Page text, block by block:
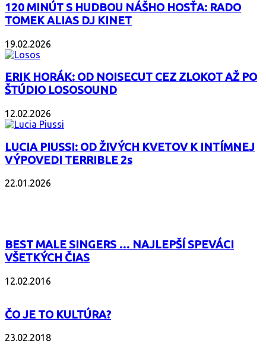
120 MINÚT S HUDBOU NÁŠHO HOSŤA: RADO
TOMEK ALIAS DJ KINET
19.02.2026
ERIK HORÁK: OD NOISECUT CEZ ZLOKOT AŽ PO
ŠTÚDIO LOSOSOUND
12.02.2026
LUCIA PIUSSI: OD ŽIVÝCH KVETOV K INTÍMNEJ
VÝPOVEDI TERRIBLE 2s
22.01.2026
BEST MALE SINGERS … NAJLEPŠÍ SPEVÁCI
VŠETKÝCH ČIAS
12.02.2016
ČO JE TO KULTÚRA?
23.02.2018